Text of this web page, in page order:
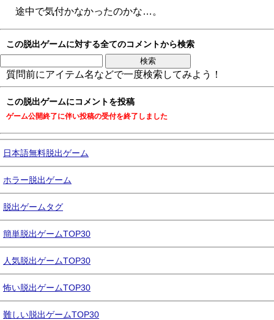
途中で気付かなかったのかな…。
この脱出ゲームに対する全てのコメントから検索
質問前にアイテム名などで一度検索してみよう！
この脱出ゲームにコメントを投稿
ゲーム公開終了に伴い投稿の受付を終了しました
日本語無料脱出ゲーム
ホラー脱出ゲーム
脱出ゲームタグ
簡単脱出ゲームTOP30
人気脱出ゲームTOP30
怖い脱出ゲームTOP30
難しい脱出ゲームTOP30